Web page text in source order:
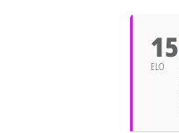
15
ELO